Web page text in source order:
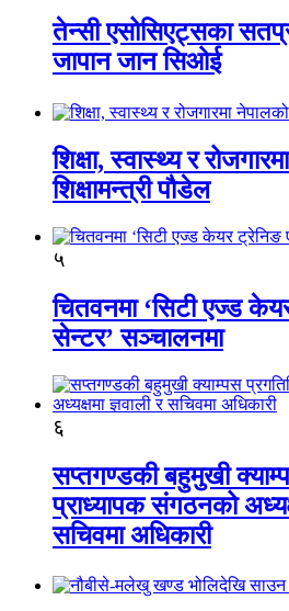
तेन्सी एसोसिएट्सका
जापान जान सिओई
शिक्षा, स्वास्थ्य र
शिक्षामन्त्री पौडेल
५
चितवनमा ‘सिटी एज्ड
सेन्टर’ सञ्चालनमा
६
सप्तगण्डकी बहुमुखी
प्राध्यापक संगठनको
सचिवमा अधिकारी